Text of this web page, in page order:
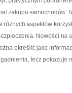
zakupu samochodów.
różnych aspektów
Nowości na
określić jako
lecz pokazuje